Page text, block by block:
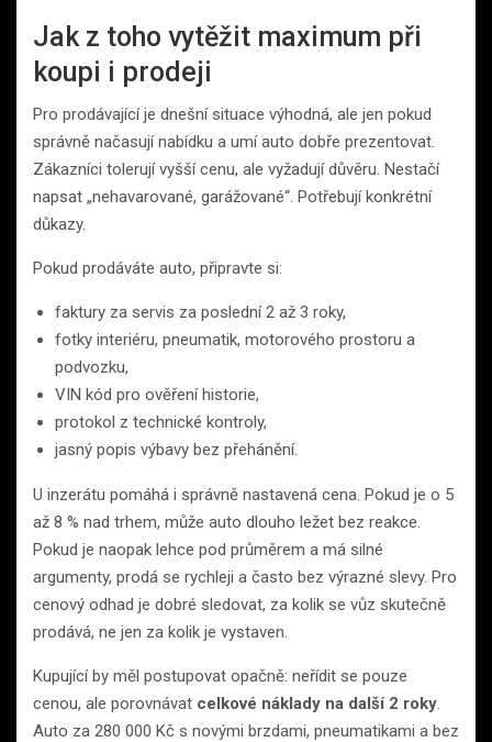
Jak z toho vytěžit maximum při
koupi i prodeji
Pro prodávající je dnešní situace výhodná, ale jen pokud
správně načasují nabídku a umí auto dobře prezentovat.
Zákazníci tolerují vyšší cenu, ale vyžadují důvěru. Nestačí
napsat „nehavarované, garážované“. Potřebují konkrétní
důkazy.
Pokud prodáváte auto, připravte si:
faktury za servis za poslední 2 až 3 roky,
fotky interiéru, pneumatik, motorového prostoru a
podvozku,
VIN kód pro ověření historie,
protokol z technické kontroly,
jasný popis výbavy bez přehánění.
U inzerátu pomáhá i správně nastavená cena. Pokud je o 5
až 8 % nad trhem, může auto dlouho ležet bez reakce.
Pokud je naopak lehce pod průměrem a má silné
argumenty, prodá se rychleji a často bez výrazné slevy. Pro
cenový odhad je dobré sledovat, za kolik se vůz skutečně
prodává, ne jen za kolik je vystaven.
Kupující by měl postupovat opačně: neřídit se pouze
cenou, ale porovnávat celkové náklady na další 2 roky
Auto za 280 000 Kč s novými brzdami, pneumatikami a bez